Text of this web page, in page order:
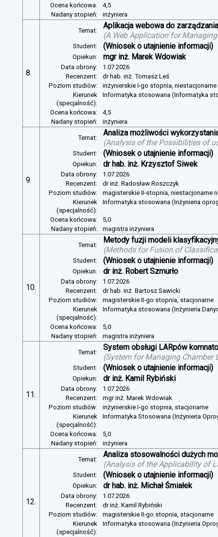
Ocena końcowa:
4,5
Nadany stopień:
inżyniera
8.
Temat:
Aplikacja webowa do
(A Web Application for
Student: (Wniosek o utajnienie informacji)
Opiekun: mgr inż. Marek Wdowiak
Data obrony:
1.07.2026
Recenzent:
dr hab. inż. Tomasz Leś
Poziom studiów:
inżynierskie I-go stopnia, niestacjonarne
Kierunek
(specjalność):
Informatyka stosowana (Informatyka
Ocena końcowa:
4,5
Nadany stopień:
inżyniera
9.
Temat:
Analiza możliwości
(Analysis of the Possibilities of
Student: (Wniosek o utajnienie informacji)
Opiekun: dr hab. inż. Krzysztof Siwek
Data obrony:
1.07.2026
Recenzent:
dr inż. Radosław Roszczyk
Poziom studiów:
magisterskie II-stopnia, niestacjonarne
Kierunek
(specjalność):
Informatyka stosowana (Inżynieria
Ocena końcowa:
5,0
Nadany stopień:
magistra inżyniera
10.
Temat:
Metody fuzji modeli
(Methods for Fusion of
Student: (Wniosek o utajnienie informacji)
Opiekun: dr inż. Robert Szmurło
Data obrony:
1.07.2026
Recenzent:
dr hab. inż. Bartosz Sawicki
Poziom studiów:
magisterskie II-go stopnia, stacjonarne
Kierunek
(specjalność):
Informatyka stosowana (Inżynieria
Ocena końcowa:
5,0
Nadany stopień:
magistra inżyniera
11.
Temat:
System obsługi LARpów
(System for Managing Chamber
Student: (Wniosek o utajnienie informacji)
Opiekun: dr inż. Kamil Rybiński
Data obrony:
1.07.2026
Recenzent:
mgr inż. Marek Wdowiak
Poziom studiów:
inżynierskie I-go stopnia, stacjonarne
Kierunek
(specjalność):
Informatyka Stosowana (Inżynieria
Ocena końcowa:
5,0
Nadany stopień:
inżyniera
12.
Temat:
Analiza stosowalności dużych
(Analysis of the Applicability of
Student: (Wniosek o utajnienie informacji)
Opiekun: dr hab. inż. Michał Śmiałek
Data obrony:
1.07.2026
Recenzent:
dr inż. Kamil Rybiński
Poziom studiów:
magisterskie II-go stopnia, stacjonarne
Kierunek
(specjalność):
Informatyka stosowana (Inżynieria